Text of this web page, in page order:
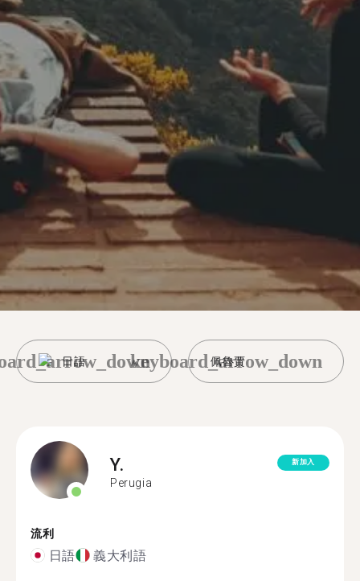
日語 佩魯賈
keyboard_arrow_down
Y.
Perugia
新加入
流利
日語 義大利語